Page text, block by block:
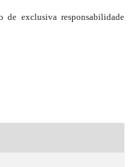
de exclusiva responsabilidade